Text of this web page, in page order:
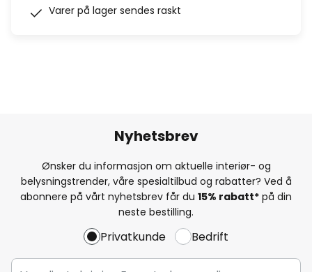
Varer på lager sendes raskt
Nyhetsbrev
Ønsker du informasjon om aktuelle interiør- og
belysningstrender, våre spesialtilbud og rabatter? Ved å
abonnere på vårt nyhetsbrev får du 15% rabatt* på din
neste bestilling.
Privatkunde Bedrift